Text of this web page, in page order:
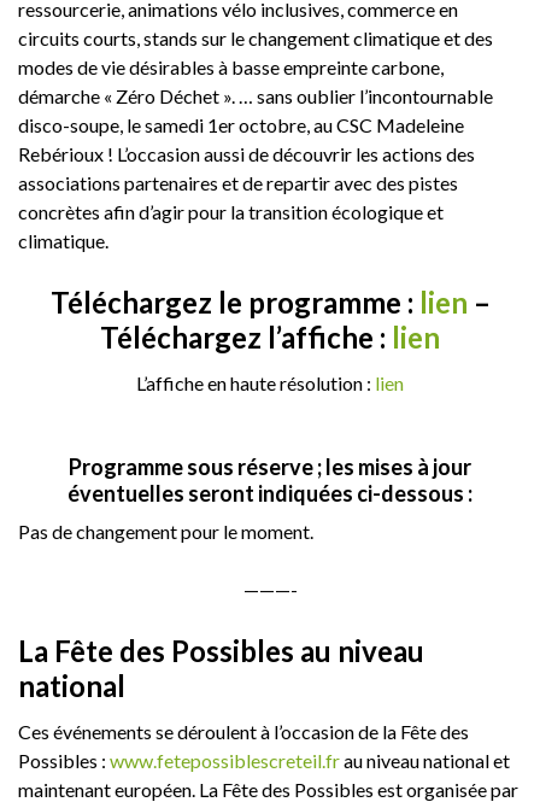
ressourcerie, animations vélo inclusives, commerce en
circuits courts, stands sur le changement climatique et des
modes de vie désirables à basse empreinte carbone,
démarche « Zéro Déchet ». … sans oublier l’incontournable
disco-soupe, le samedi 1er octobre, au CSC Madeleine
Rebérioux ! L’occasion aussi de découvrir les actions des
associations partenaires et de repartir avec des pistes
concrètes afin d’agir pour la transition écologique et
climatique.
Téléchargez le programme : lien –
Téléchargez l’affiche : lien
L’affiche en haute résolution : lien
Programme sous réserve ; les mises à jour
éventuelles seront indiquées ci-dessous :
Pas de changement pour le moment.
———-
La Fête des Possibles au niveau
national
Ces événements se déroulent à l’occasion de la Fête des
Possibles : www.fetepossiblescreteil.frau niveau national et
maintenant européen. La Fête des Possibles est organisée par